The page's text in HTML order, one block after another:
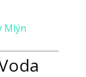
Mlýn